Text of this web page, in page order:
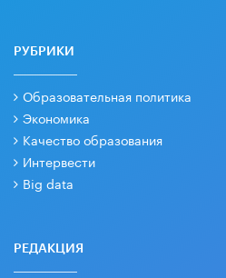
РУБРИКИ
Образовательная политика
Экономика
Качество образования
Интервести
Big data
РЕДАКЦИЯ